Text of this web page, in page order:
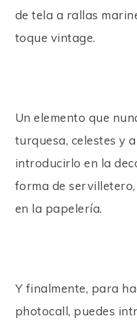
de tela a rallas
toque vintage.
Un elemento que
turquesa, celestes y
introducirlo en la
forma de
en la papelería.
Y finalmente, para
photocall, puedes